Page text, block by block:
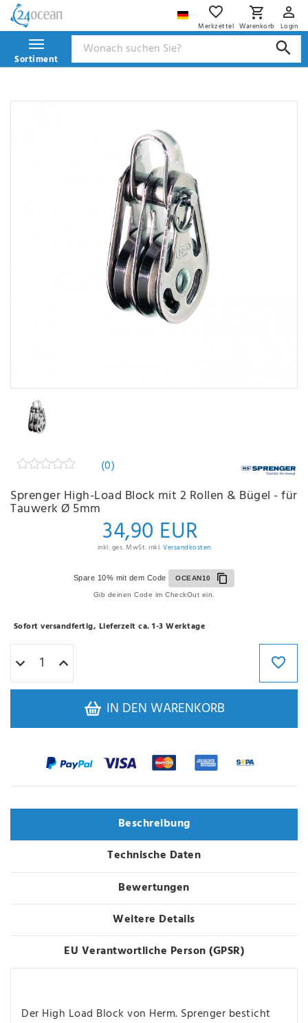
Merkzettel Warenkorb Login
Sortiment
(0)
Sprenger High-Load Block mit 2 Rollen & Bügel - für
Tauwerk Ø 5mm
34,90 EUR
inkl. ges. MwSt. inkl. Versandkosten
Spare 10% mit dem Code OCEAN10
Gib deinen Code im CheckOut ein.
Sofort versandfertig, Lieferzeit ca. 1-3 Werktage
IN DEN WARENKORB
Beschreibung
Technische Daten
Bewertungen
Weitere Details
EU Verantwortliche Person (GPSR)
Der High Load Block von Herm. Sprenger besticht